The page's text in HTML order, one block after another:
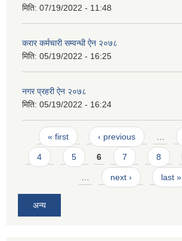
मिति: 07/19/2022 - 11:48
करार कर्मचारी सम्वन्धी ऐन २०७८
मिति: 05/19/2022 - 16:25
नगर प्रहरी ऐन २०७८
मिति: 05/19/2022 - 16:24
Pages
« first ‹ previous …
4 5 6 7 8
… next › last »
अन्य